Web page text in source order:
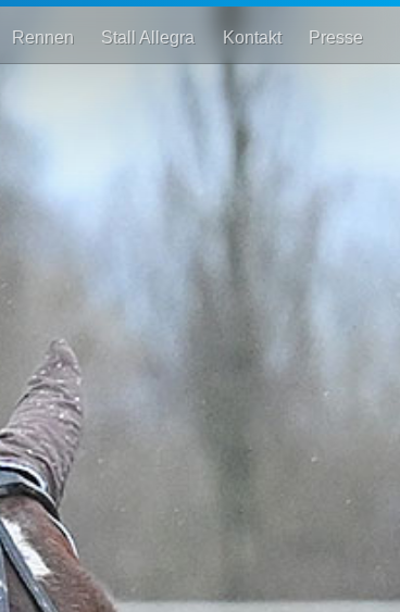
Rennen Stall Allegra Kontakt Presse